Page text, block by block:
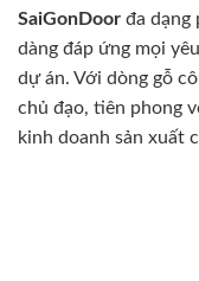
SaiGonDoor đa dạng
dàng đáp ứng mọi
dự án. Với dòng gỗ
chủ đạo, tiên phong
kinh doanh sản xuất